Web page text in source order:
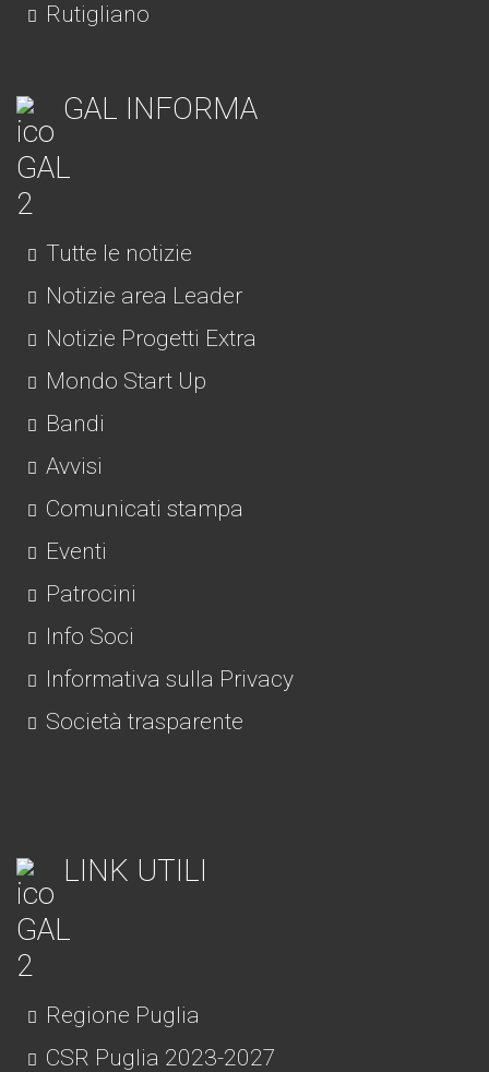
Rutigliano
GAL INFORMA
Tutte le notizie
Notizie area Leader
Notizie Progetti Extra
Mondo Start Up
Bandi
Avvisi
Comunicati stampa
Eventi
Patrocini
Info Soci
Informativa sulla Privacy
Società trasparente
LINK UTILI
Regione Puglia
CSR Puglia 2023-2027